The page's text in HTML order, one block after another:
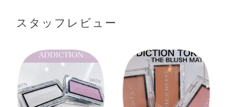
テトラデカノール・リンゴ酸ジイソステアリル・テトラエ
バラ果実油・ゴマ種子油・ジパルミチン酸アスコルビル・
トコフェロール・ホホバ種子油・DPG・アミノプロピルト
リエトキシシラン・アモジメチコン・イソドデカン・エチ
ルセルロース・オクチルドデカノール・クエン酸Na・シリ
スタッフレビュー